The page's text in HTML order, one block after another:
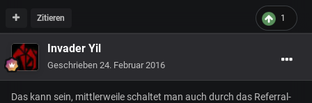
1
Zitieren
Invader Yil
Geschrieben 24. Februar 2016
Das kann sein, mittlerweile schaltet man auch durch das Referral-